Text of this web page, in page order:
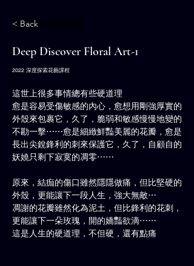
< Back
Deep Discover Floral Art-1
2022 深度探索花藝課程
這世上很多事情總有些硬道理
愈是容易受傷敏感的內心，愈想用剛強厚實的
外殼來包裹它，久了，脆弱和敏感慢慢地變的
不勘一擊⋯⋯愈是細緻鮮豔美麗的花瓣，愈是
長出尖銳鋒利的刺來保護它，久了，自顧自的
妖嬈只剩下寂寞的凋零⋯⋯
原來，結痂的傷口雖然隱隱做痛，但比堅硬的
外殼，更能讓下一段人生，強大無敵⋯
凋謝的花瓣雖然化為泥土，但比鋒利的花刺，
更能讓下一朵玫瑰，開的嬌豔欲滴⋯⋯
這是人生的硬道理，不但硬，還有點痛